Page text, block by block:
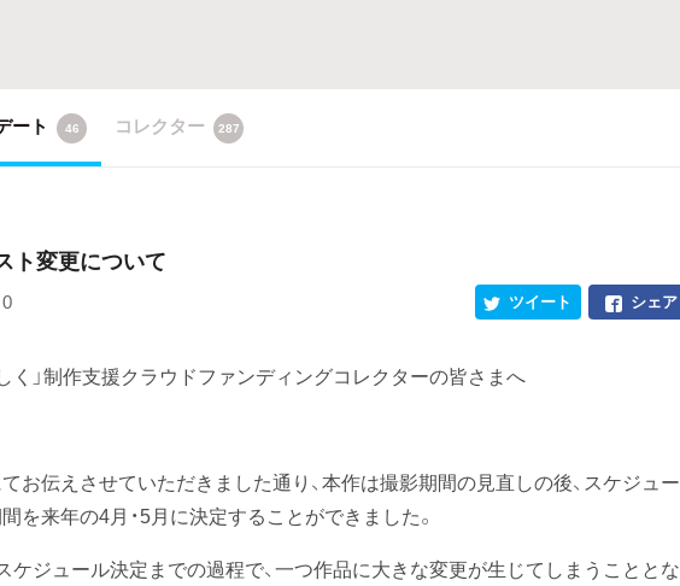
ート 46 コレクター 287
ト変更について
0 シェア
ツイート
く」制作支援クラウドファンディングコレクターの皆さまへ
お伝えさせていただきました通り、本作は撮影期間の見直しの後、スケジュー
を来年の4月・5月に決定することができました。
ケジュール決定までの過程で、一つ作品に大きな変更が生じてしまうこととな